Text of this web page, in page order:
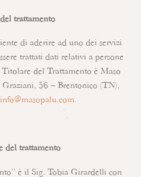
trattamento
di aderire ad uno dei servizi
trattati dati relativi a persone
del Trattamento è Maso
Graziani, 56 – Brentonico (TN),
info@masopalu.com.
del trattamento
è il Sig. Tobia Girardelli con